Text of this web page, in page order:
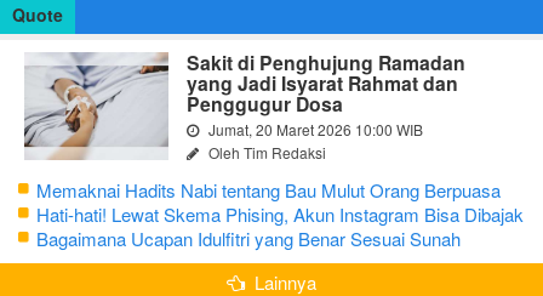
Quote
Sakit di Penghujung Ramadan
yang Jadi Isyarat Rahmat dan
Penggugur Dosa
Jumat, 20 Maret 2026 10:00 WIB
Oleh Tim Redaksi
Memaknai Hadits Nabi tentang Bau Mulut Orang Berpuasa
Secara Bijak Agar Tidak Menggangu
Hati-hati! Lewat Skema Phising, Akun Instagram Bisa Dibajak
Kurang dari 3 Menit
Bagaimana Ucapan Idulfitri yang Benar Sesuai Sunah
Rasulullah
Lainnya